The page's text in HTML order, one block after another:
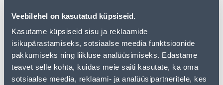
Veebilehel on kasutatud küpsiseid.
Kasutame küpsiseid sisu ja reklaamide
isikupärastamiseks, sotsiaalse meedia funktsioonide
pakkumiseks ning liikluse analüüsimiseks. Edastame
teavet selle kohta, kuidas meie saiti kasutate, ka oma
sotsiaalse meedia, reklaami- ja analüüsipartneritele, kes
• 14-päevane tagastusõigus.
Järelmaksu kalkulaator
Sissemakse Maksed